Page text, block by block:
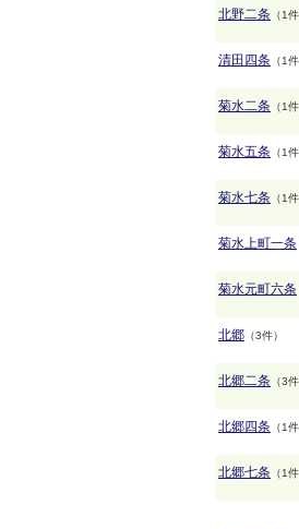
北野二条 （1件
清田四条 （1件
菊水二条 （1件
菊水五条 （1件
菊水七条 （1件
菊水上町一条
菊水元町六条
北郷 （3件）
北郷二条 （3件
北郷四条 （1件
北郷七条 （1件